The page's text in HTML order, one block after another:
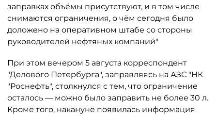
заправках объёмы присутствуют, и в том числе
снимаются ограничения, о чём сегодня было
доложено на оперативном штабе со стороны
руководителей нефтяных компаний"
При этом вечером 5 августа корреспондент
"Делового Петербурга", заправляясь на АЗС "НК
"Роснефть", столкнулся с тем, что ограничение
осталось ­— можно было заправить не более 30 л.
Кроме того, накануне появилась информация